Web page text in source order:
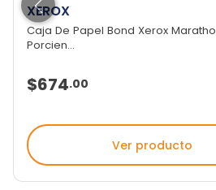
XEROX
Caja De Papel Bond Xerox
Porcien...
$674.00
Ver producto